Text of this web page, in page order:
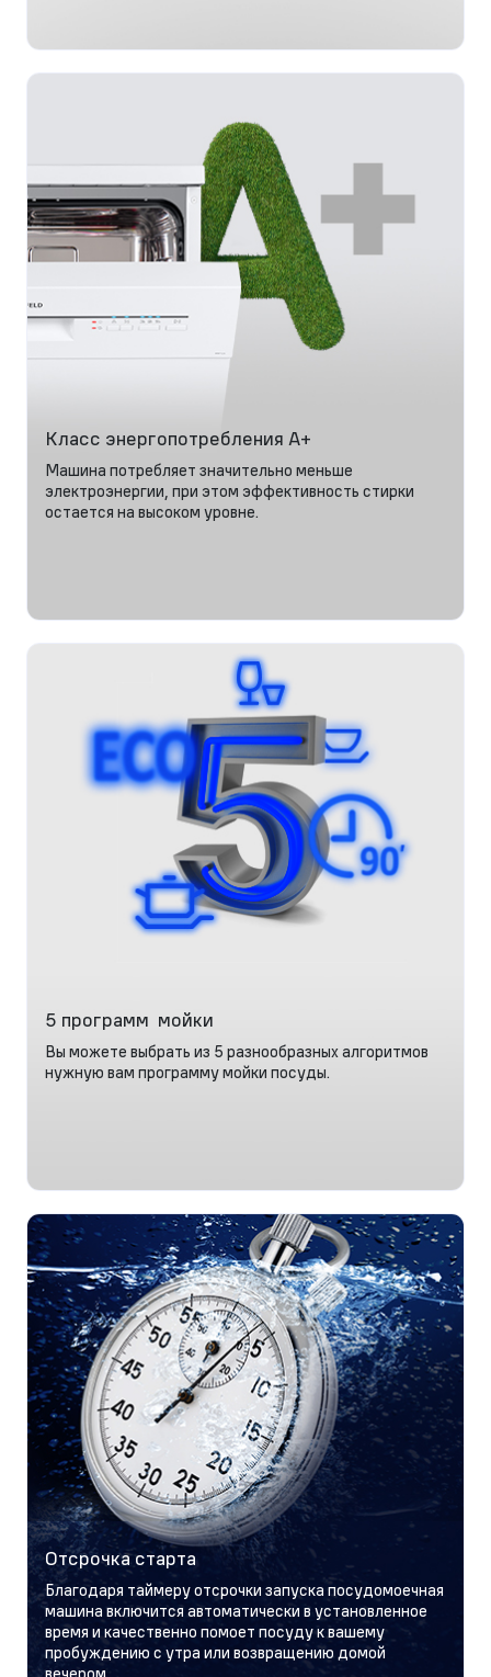
Класс энергопотребления A+
Машина потребляет значительно меньше
электроэнергии, при этом эффективность стирки
остается на высоком уровне.
5 программ мойки
Вы можете выбрать из 5 разнообразных алгоритмов
нужную вам программу мойки посуды.
Отсрочка старта
Благодаря таймеру отсрочки запуска посудомоечная
машина включится автоматически в установленное
время и качественно помоет посуду к вашему
пробуждению с утра или возвращению домой